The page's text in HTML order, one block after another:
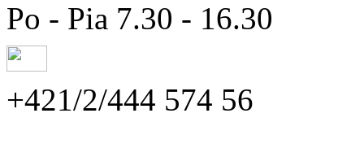
Po - Pia 7.30 - 16.30
+421/2/444 574 56